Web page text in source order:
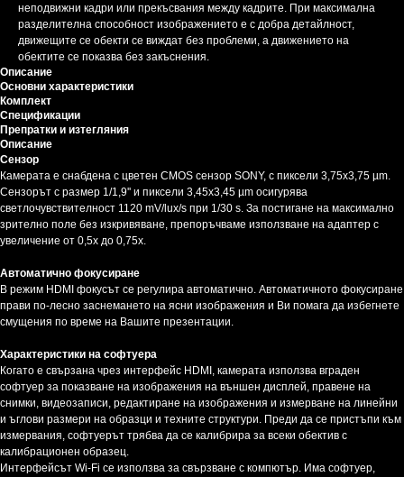
неподвижни кадри или прекъсвания между кадрите. При максимална
разделителна способност изображението е с добра детайлност,
движещите се обекти се виждат без проблеми, а движението на
обектите се показва без закъснения.
Описание
Основни характеристики
Комплект
Спецификации
Препратки и изтегляния
Описание
Сензор
Камерата е снабдена с цветен CMOS сензор SONY, с пиксели 3,75x3,75 µm.
Сензорът с размер 1/1,9'' и пиксели 3,45x3,45 µm осигурява
светлочувствителност 1120 mV/lux/s при 1/30 s. За постигане на максимално
зрително поле без изкривяване, препоръчваме използване на адаптер с
увеличение от 0,5x до 0,75x.
Автоматично фокусиране
В режим HDMI фокусът се регулира автоматично. Автоматичното фокусиране
прави по-лесно заснемането на ясни изображения и Ви помага да избегнете
смущения по време на Вашите презентации.
Характеристики на софтуера
Когато е свързана чрез интерфейс HDMI, камерата използва вграден
софтуер за показване на изображения на външен дисплей, правене на
снимки, видеозаписи, редактиране на изображения и измерване на линейни
и ъглови размери на образци и техните структури. Преди да се пристъпи към
измервания, софтуерът трябва да се калибрира за всеки обектив с
калибрационен образец.
Интерфейсът Wi-Fi се използва за свързване с компютър. Има софтуер,